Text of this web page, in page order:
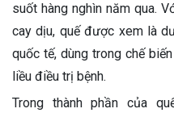
suốt hàng nghìn năm qua.
cay dịu, quế được xem là
quốc tế, dùng trong chế
liều điều trị bệnh.
Trong thành phần của